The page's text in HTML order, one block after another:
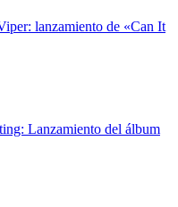
lanzamiento de «Can It
Lanzamiento del álbum